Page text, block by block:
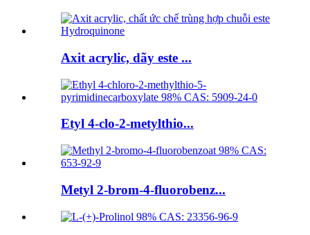
Axit acrylic, dãy este ...
Etyl 4-clo-2-metylthio...
Metyl 2-brom-4-fluorobenz...